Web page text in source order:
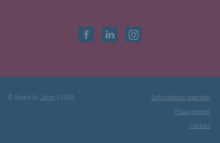
© Ajusto by Jaimy 2026 Gebruiksvoorwaarden
Privacybeleid
Cookies